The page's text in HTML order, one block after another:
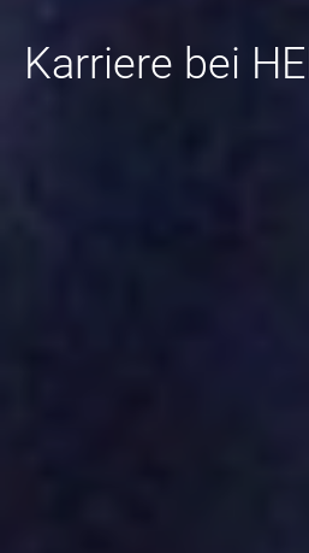
Karriere bei